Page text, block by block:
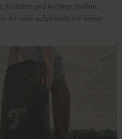
Kratzern und leichten Stößen.
Air oder aufgedreht auf deiner